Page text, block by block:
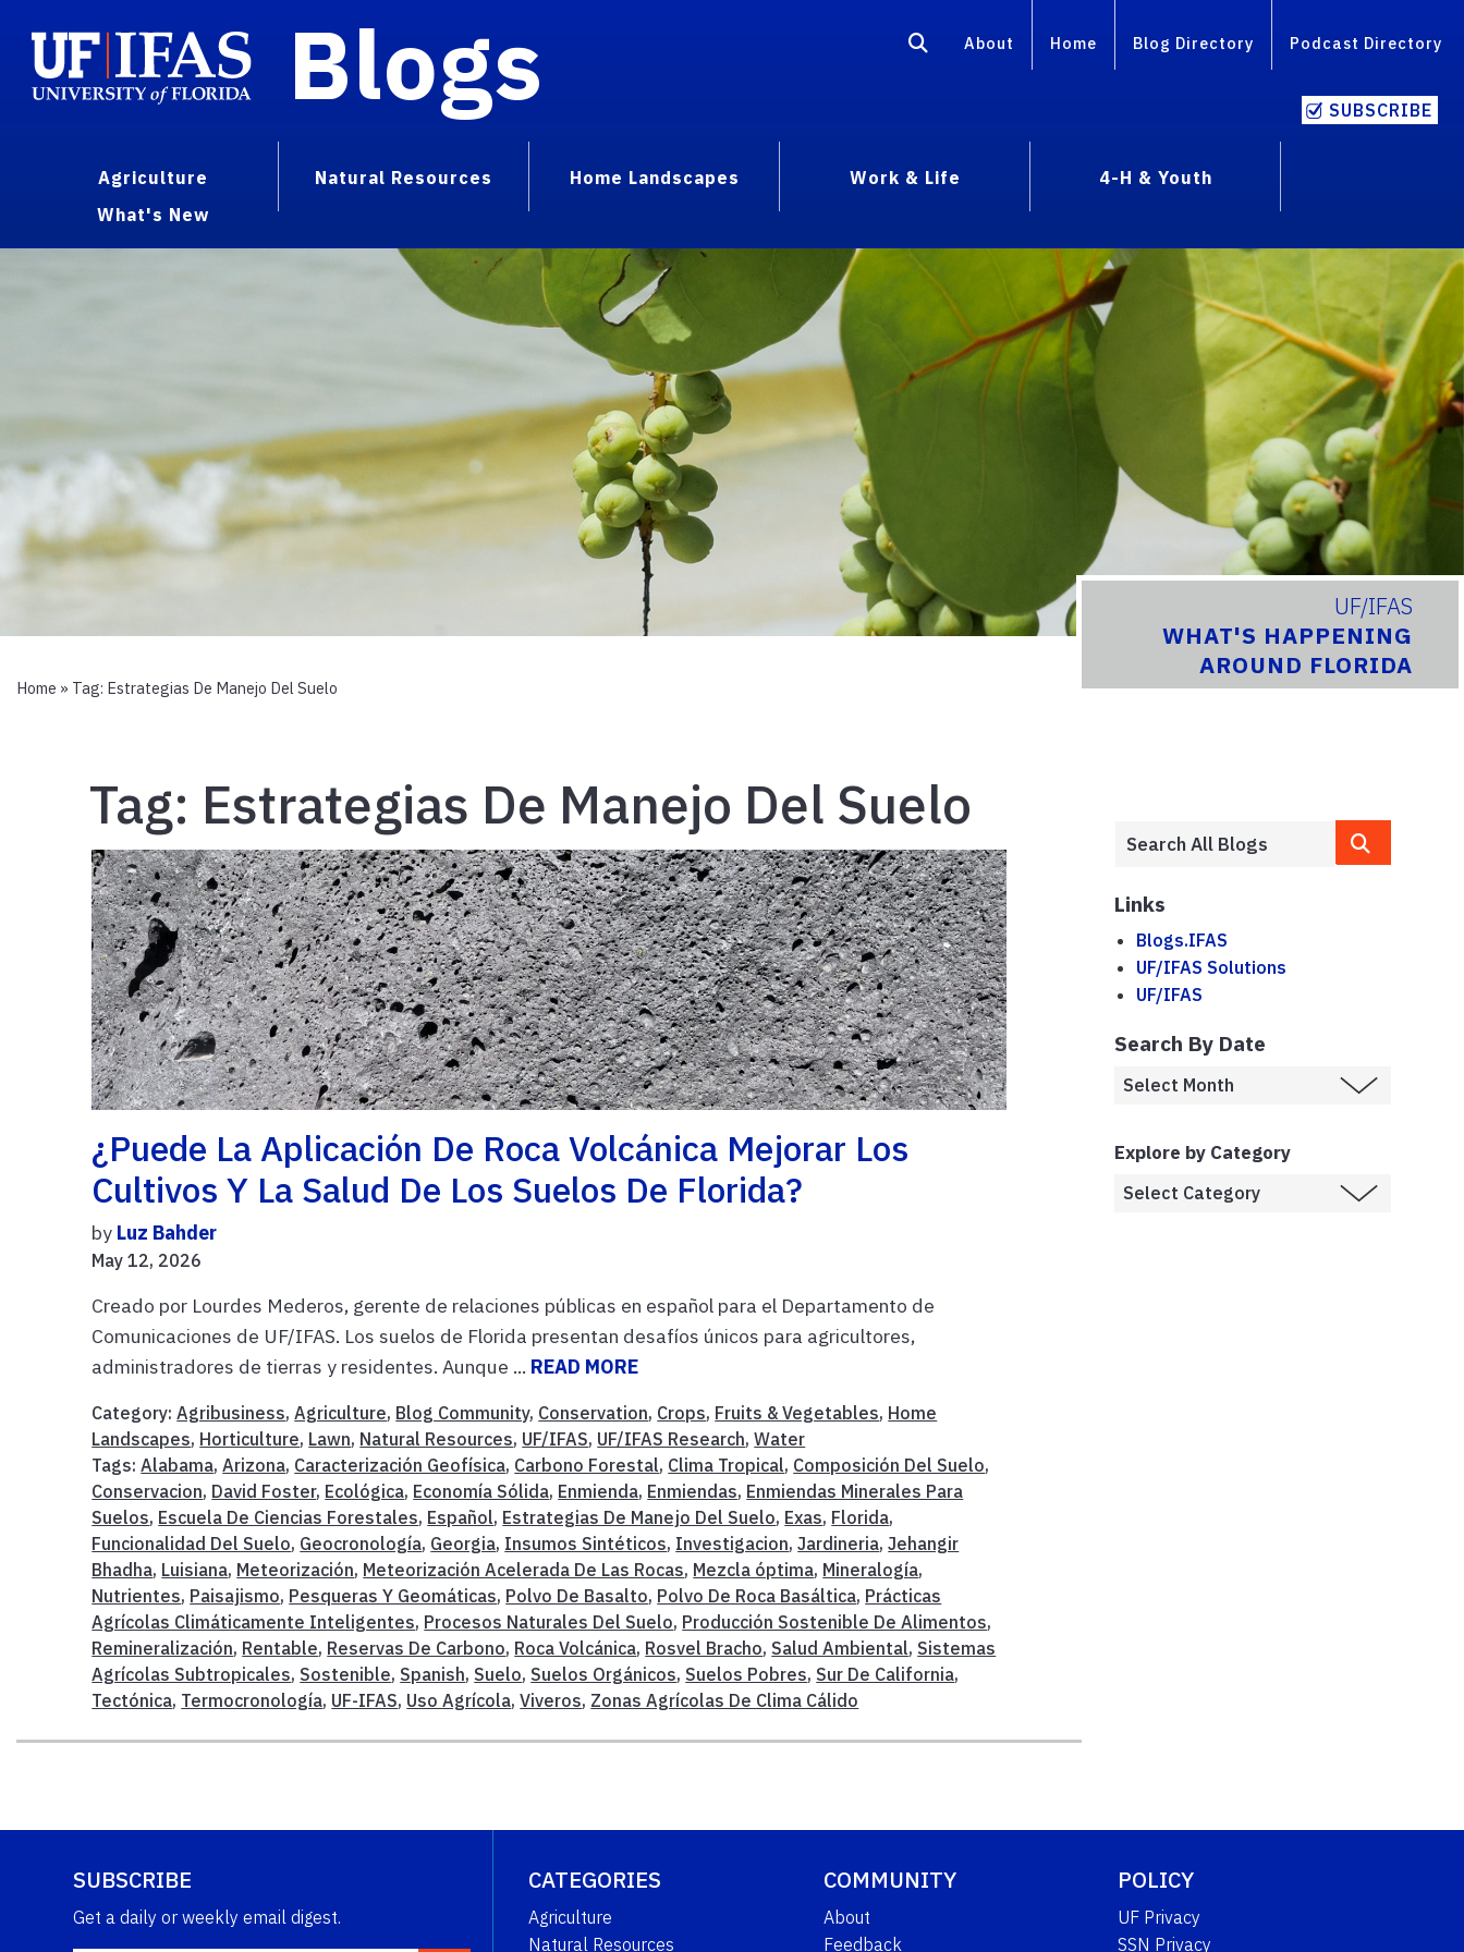
Blogs About Home Blog Directory Podcast Directory
SUBSCRIBE
Agriculture Natural Resources Home Landscapes Work & Life
4-H & Youth
What's New
UF/IFAS
WHAT'S HAPPENING
AROUND FLORIDA
Home » Tag: Estrategias De Manejo Del Suelo
Tag: Estrategias De Manejo Del Suelo
¿Puede La Aplicación De Roca Volcánica Mejorar Los
Cultivos Y La Salud De Los Suelos De Florida?
by Luz Bahder
May 12, 2026
Creado por Lourdes Mederos, gerente de relaciones públicas en español para el Departamento de
Comunicaciones de UF/IFAS. Los suelos de Florida presentan desafíos únicos para agricultores,
administradores de tierras y residentes. Aunque ... READ MORE
Category:Agribusiness,Agriculture, Blog Community, Conservation, Crops, Fruits & Vegetables, Home
Landscapes, Horticulture, Lawn, Natural Resources, UF/IFAS, UF/IFAS Research,Water
Tags:Alabama,Arizona, Caracterización Geofísica, Carbono Forestal, Clima Tropical, Composición Del Suelo,
Conservacion, David Foster, Ecológica, Economía Sólida, Enmienda, Enmiendas, Enmiendas Minerales Para
Suelos, Escuela De Ciencias Forestales, Español, Estrategias De Manejo Del Suelo, Exas, Florida,
Funcionalidad Del Suelo, Geocronología, Georgia, Insumos Sintéticos, Investigacion,Jardineria,Jehangir
Bhadha, Luisiana, Meteorización, Meteorización Acelerada De Las Rocas, Mezcla óptima, Mineralogía,
Nutrientes, Paisajismo, Pesqueras Y Geomáticas, Polvo De Basalto, Polvo De Roca Basáltica, Prácticas
Agrícolas Climáticamente Inteligentes, Procesos Naturales Del Suelo, Producción Sostenible De Alimentos,
Remineralización, Rentable, Reservas De Carbono, Roca Volcánica, Rosvel Bracho, Salud Ambiental, Sistemas
Agrícolas Subtropicales, Sostenible, Spanish, Suelo, Suelos Orgánicos, Suelos Pobres, Sur De California,
Tectónica, Termocronología, UF-IFAS, Uso Agrícola,Viveros, Zonas Agrícolas De Clima Cálido
Links
Blogs.IFAS
UF/IFAS Solutions
UF/IFAS
Search By Date
Explore by Category
SUBSCRIBE
Get a daily or weekly email digest.
CATEGORIES
Agriculture
Natural Resources
COMMUNITY
About
Feedback
POLICY
UF Privacy
SSN Privacy